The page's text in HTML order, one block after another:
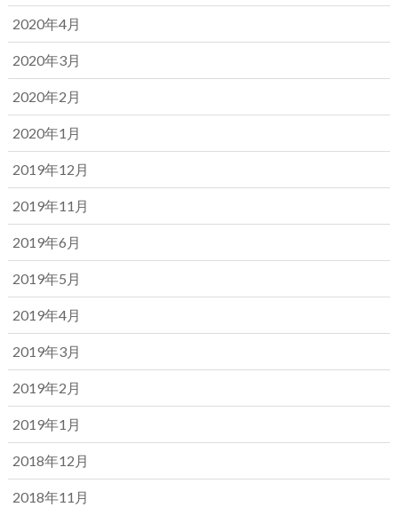
2020年4月
2020年3月
2020年2月
2020年1月
2019年12月
2019年11月
2019年6月
2019年5月
2019年4月
2019年3月
2019年2月
2019年1月
2018年12月
2018年11月